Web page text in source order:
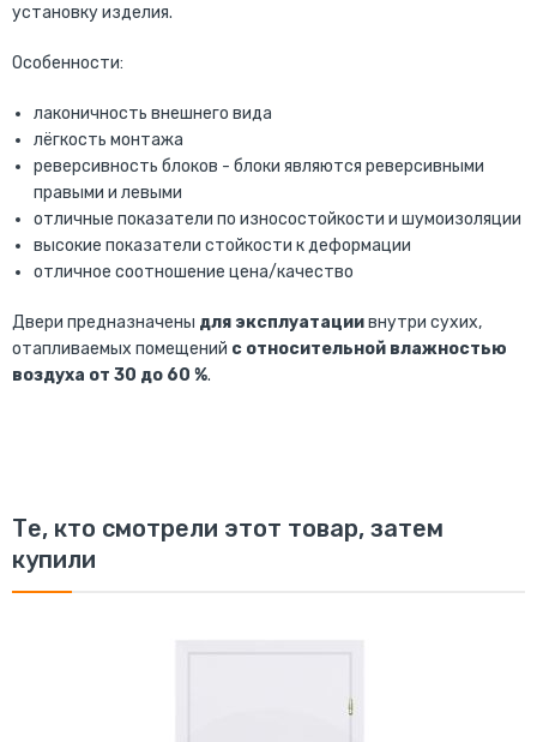
установку изделия.
Особенности:
лаконичность внешнего вида
лёгкость монтажа
реверсивность блоков - блоки являются реверсивными
правыми и левыми
отличные показатели по износостойкости и шумоизоляции
высокие показатели стойкости к деформации
отличное соотношение цена/качество
Двери предназначены для эксплуатациивнутри сухих,
отапливаемых помещений с относительной влажностью
воздуха от 30 до 60 %.
Те, кто смотрели этот товар, затем
купили